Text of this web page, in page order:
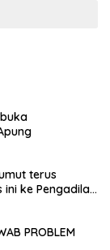
terus
ini ke Pengadilan
PROBLEM